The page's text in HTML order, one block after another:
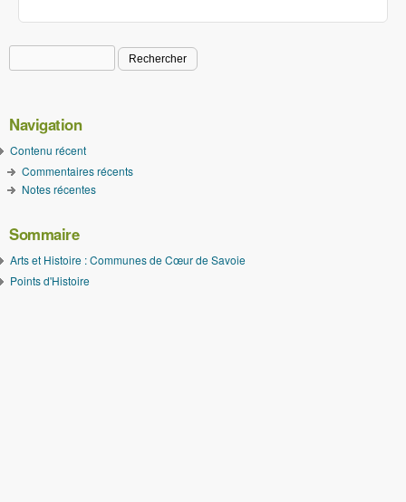
Formulaire de recherche
Navigation
Contenu récent
Commentaires récents
Notes récentes
Sommaire
Arts et Histoire : Communes de Cœur de Savoie
Points d'Histoire